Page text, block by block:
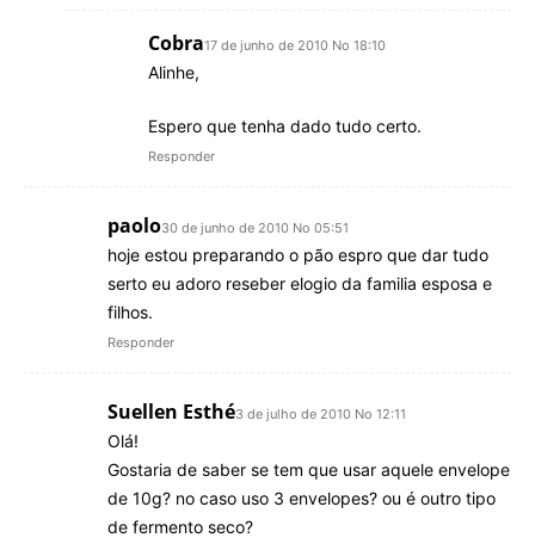
Cobra17 de junho de 2010 No 18:10
Alinhe,
Espero que tenha dado tudo certo.
Responder
paolo30 de junho de 2010 No 05:51
hoje estou preparando o pão espro que dar tudo
serto eu adoro reseber elogio da familia esposa e
filhos.
Responder
Suellen Esthé3 de julho de 2010 No 12:11
Olá!
Gostaria de saber se tem que usar aquele envelope
de 10g? no caso uso 3 envelopes? ou é outro tipo
de fermento seco?